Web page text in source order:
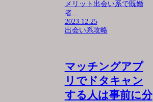
メリット出会い系で既婚
者...
2023.12.25
出会い系攻略
マッチングアプ
リでドタキャン
する人は事前に分